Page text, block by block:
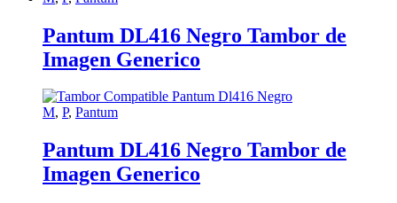
Pantum DL416 Negro Tambor de
Imagen Generico
M, P, Pantum
Pantum DL416 Negro Tambor de
Imagen Generico